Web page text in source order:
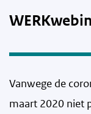
Vanwege de
maart 2020 niet